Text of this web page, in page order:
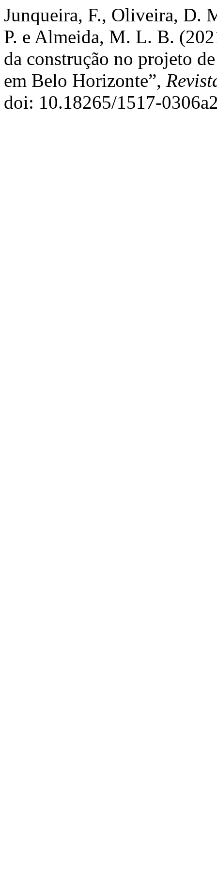
Junqueira, F., Oliveira, D.
P. e Almeida, M. L. B.
da construção no projeto
em Belo Horizonte”,
doi: 10.18265/1517-